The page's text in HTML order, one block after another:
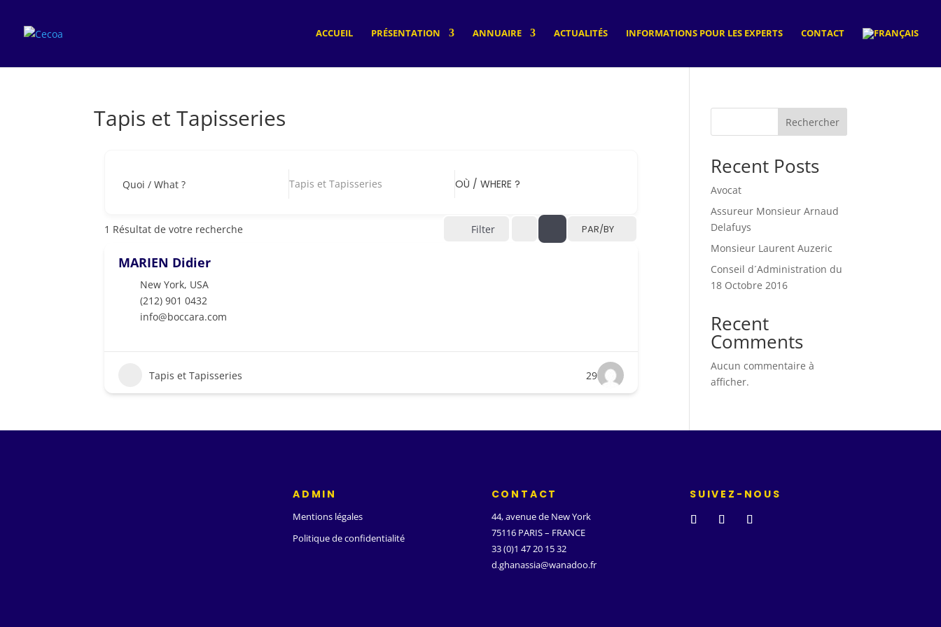
ACCUEIL PRÉSENTATION ANNUAIRE ACTUALITÉS INFORMATIONS POUR LES EXPERTS CONTACT
Tapis et Tapisseries
Quoi / What ? Tapis et Tapisseries OÙ / WHERE ?
1 Résultat de votre recherche Filter PAR/BY
MARIEN Didier
New York, USA
(212) 901 0432
info@boccara.com
Tapis et Tapisseries 29
Rechercher
Recent Posts
Avocat
Assureur Monsieur Arnaud
Delafuys
Monsieur Laurent Auzeric
Conseil d´Administration du
18 Octobre 2016
Recent
Comments
Aucun commentaire à
afficher.
ADMIN
Mentions légales
Politique de confidentialité
CONTACT
44, avenue de New York
75116 PARIS – FRANCE
33 (0)1 47 20 15 32
d.ghanassia@wanadoo.fr
SUIVEZ-NOUS